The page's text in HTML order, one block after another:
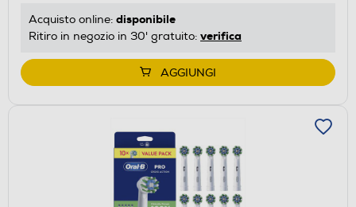
Acquisto online: disponibile
Ritiro in negozio in 30' gratuito: verifica
AGGIUNGI